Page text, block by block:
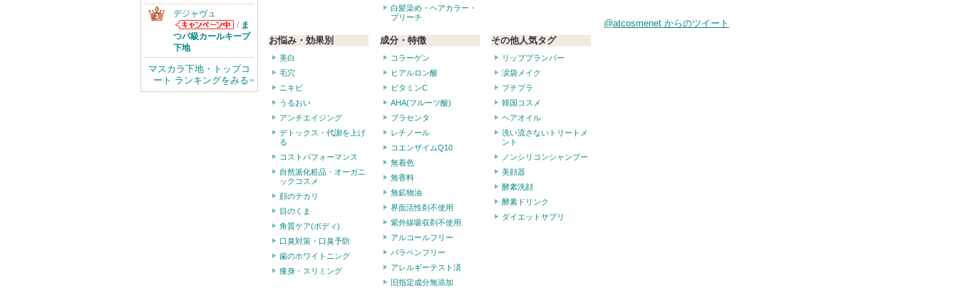
白髪染め・ヘアカラー・
ブリーチ
お悩み・効果別
美白
毛穴
ニキビ
うるおい
アンチエイジング
デトックス・代謝を上げ
る
コストパフォーマンス
自然派化粧品・オーガニ
ックコスメ
顔のテカリ
目のくま
角質ケア(ボディ)
口臭対策・口臭予防
歯のホワイトニング
痩身・スリミング
成分・特徴
コラーゲン
ヒアルロン酸
ビタミンC
AHA(フルーツ酸)
プラセンタ
レチノール
コエンザイムQ10
無着色
無香料
無鉱物油
界面活性剤不使用
紫外線吸収剤不使用
アルコールフリー
パラベンフリー
アレルギーテスト済
旧指定成分無添加
その他人気タグ
リッププランパー
涙袋メイク
プチプラ
韓国コスメ
ヘアオイル
洗い流さないトリートメ
ント
ノンシリコンシャンプー
美顔器
酵素洗顔
酵素ドリンク
ダイエットサプリ
@atcosmenet からのツイート
デジャヴュ
デジャヴュから
のお知らせがあ
ります
/ ま
つパ級カールキープ
下地
マスカラ下地・トップコ
ート ランキングをみる